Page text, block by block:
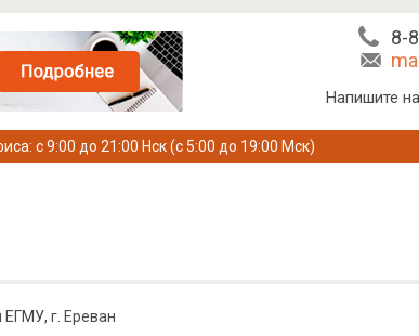
8-
Напишите
с 9:00 до 21:00 Нск (с 5:00 до 19:00 Мск)
ЕГМУ, г. Ереван